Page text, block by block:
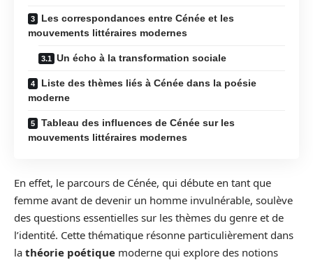
Les correspondances entre Cénée et les
mouvements littéraires modernes
Un écho à la transformation sociale
Liste des thèmes liés à Cénée dans la poésie
moderne
Tableau des influences de Cénée sur les
mouvements littéraires modernes
En effet, le parcours de Cénée, qui débute en tant que
femme avant de devenir un homme invulnérable, soulève
des questions essentielles sur les thèmes du genre et de
l’identité. Cette thématique résonne particulièrement dans
la théorie poétique moderne qui explore des notions